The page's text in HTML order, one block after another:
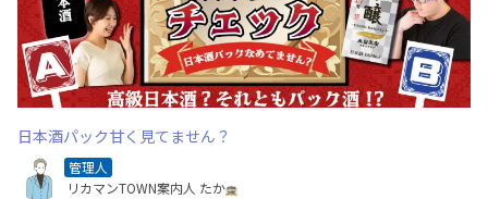
日本酒パック甘く見てません？
管理人
リカマンTOWN案内人 たか